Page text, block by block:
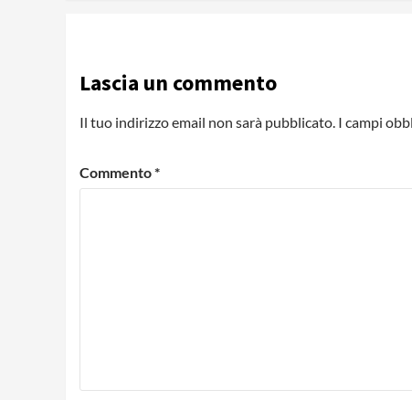
Lascia un commento
Il tuo indirizzo email non sarà pubblicato. I campi
Commento*